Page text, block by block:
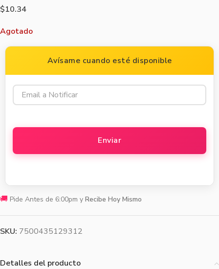
$10.34
Agotado
Avísame cuando esté disponible
🚚 Pide Antes de 6:00pm y Recibe Hoy Mismo
SKU: 7500435129312
Detalles del producto